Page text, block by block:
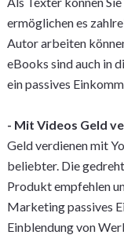
ermöglichen es
Autor arbeiten
eBooks sind auch in
ein passives
- Mit Videos Geld
Geld verdienen mit
beliebter. Die
Produkt empfehlen
Marketing passives
Einblendung von